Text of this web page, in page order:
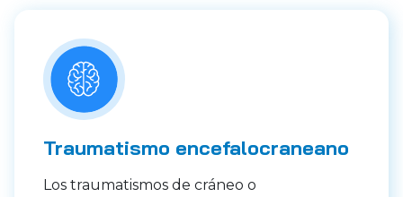
Traumatismo encefalocraneano
Los traumatismos de cráneo o